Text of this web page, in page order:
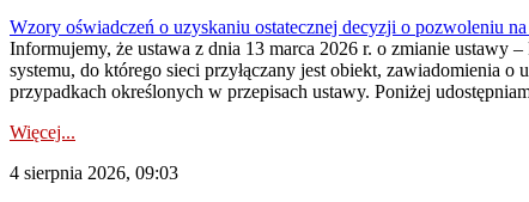
Wzory oświadczeń o uzyskaniu ostatecznej decyzji o pozwoleniu
Informujemy, że ustawa z dnia 13 marca 2026 r. o zmianie ustawy
systemu, do którego sieci przyłączany jest obiekt, zawiadomienia
przypadkach określonych w przepisach ustawy. Poniżej
Więcej...
4 sierpnia 2026, 09:03